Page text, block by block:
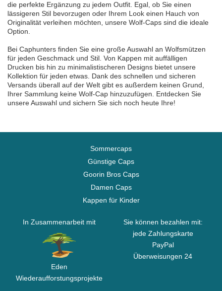
die perfekte Ergänzung zu jedem Outfit. Egal, ob Sie einen
lässigeren Stil bevorzugen oder Ihrem Look einen Hauch von
Originalität verleihen möchten, unsere Wolf-Caps sind die ideale
Option.
Bei Caphunters finden Sie eine große Auswahl an Wolfsmützen
für jeden Geschmack und Stil. Von Kappen mit auffälligen
Drucken bis hin zu minimalistischeren Designs bietet unsere
Kollektion für jeden etwas. Dank des schnellen und sicheren
Versands überall auf der Welt gibt es außerdem keinen Grund,
Ihrer Sammlung keine Wolf-Cap hinzuzufügen. Entdecken Sie
unsere Auswahl und sichern Sie sich noch heute Ihre!
Sommercaps
Günstige Caps
Goorin Bros Caps
Damen Caps
Kappen für Kinder
In Zusammenarbeit mit
Eden
Wiederaufforstungsprojekte
Sie können bezahlen mit:
jede Zahlungskarte
PayPal
Überweisungen 24